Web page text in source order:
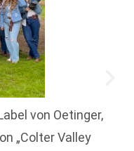
von Oetinger,
„Colter Valley